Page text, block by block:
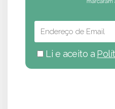
Li e aceito a